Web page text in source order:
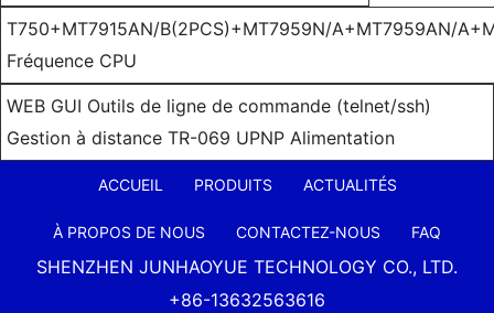
T750+MT7915AN/B(2PCS)+MT7959N/A+MT7959AN/
Fréquence CPU
WEB GUI Outils de ligne de commande (telnet/ssh)
Gestion à distance TR-069 UPNP Alimentation
ACCUEIL PRODUITS ACTUALITÉS
À PROPOS DE NOUS CONTACTEZ-NOUS FAQ
SHENZHEN JUNHAOYUE TECHNOLOGY CO., LTD.
+86-13632563616